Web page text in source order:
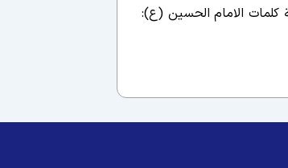
1: 251، تسلیة المجالس و زینة المجالس 2: 268، موسوعة کلمات الامام الحسین (ع):